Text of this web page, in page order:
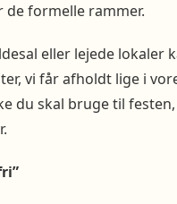
de formelle rammer.
eller lejede
vi får afholdt lige i
du skal bruge til